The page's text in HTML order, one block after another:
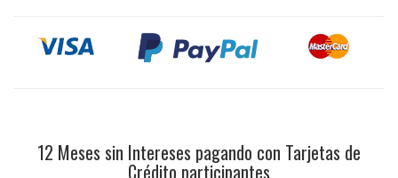
12 Meses sin Intereses pagando con Tarjetas de
Crédito participantes